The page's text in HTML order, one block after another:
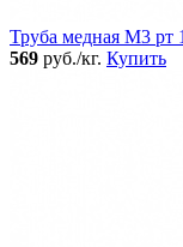
Труба медная М3 рт
569 руб./кг. Купить